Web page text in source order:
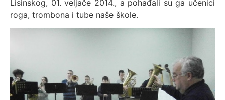
Lisinskog, 01. veljače 2014., a pohađali su ga učenici
roga, trombona i tube naše škole.